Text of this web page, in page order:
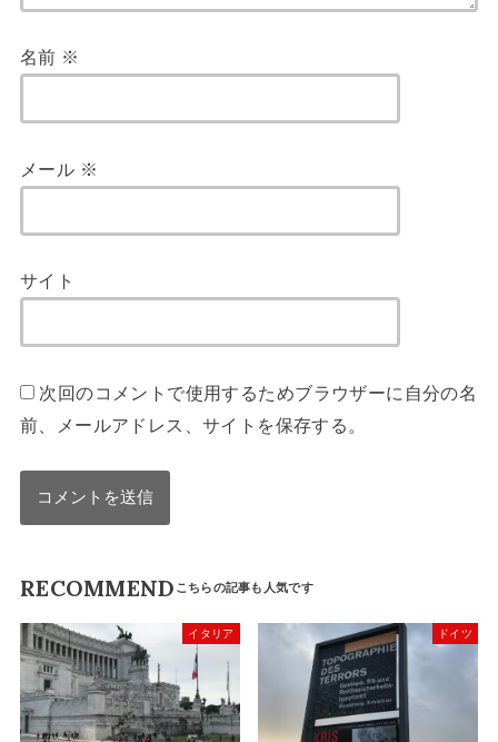
名前 ※
メール ※
サイト
次回のコメントで使用するためブラウザーに自分の名
前、メールアドレス、サイトを保存する。
RECOMMEND
イタリア ドイツ